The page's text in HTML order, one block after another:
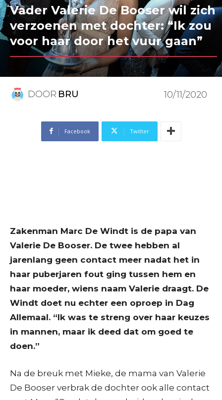
Vader Valerie De Booser wil zich
verzoenen met dochter: “Ik zou
voor haar door het vuur gaan”
DOOR BRU 10/11/2020
Facebook Twitter
Zakenman Marc De Windt is de papa van
Valerie De Booser. De twee hebben al
jarenlang geen contact meer nadat het in
haar puberjaren fout ging tussen hem en
haar moeder, wiens naam Valerie draagt. De
Windt doet nu echter een oproep in Dag
Allemaal. “Ik was te streng over haar keuzes
in mannen, maar ik deed dat om goed te
doen.”
Na de breuk met Mieke, de mama van Valerie
De Booser verbrak de dochter ook alle contact